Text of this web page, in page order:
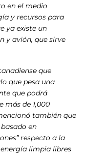
en el medio
y recursos para
ya existe un
y avión, que sirve
que
que pesa una
que podrá
más de 1,000
también que
en
respecto a la
limpia libres